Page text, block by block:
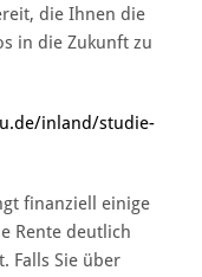
die Ihnen die
in die Zukunft zu
inland/studie-
finanziell einige
Rente deutlich
Falls Sie über